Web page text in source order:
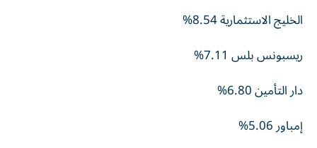
الخليج الاستثمارية 8.54%
ريسبونس بلس 7.11%
دار التأمين 6.80%
إمباور 5.06%